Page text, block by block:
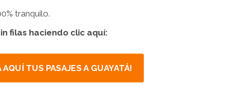
tranquilo.
filas haciendo clic aquí:
AQUÍ TUS PASAJES A GUAYATÁ!